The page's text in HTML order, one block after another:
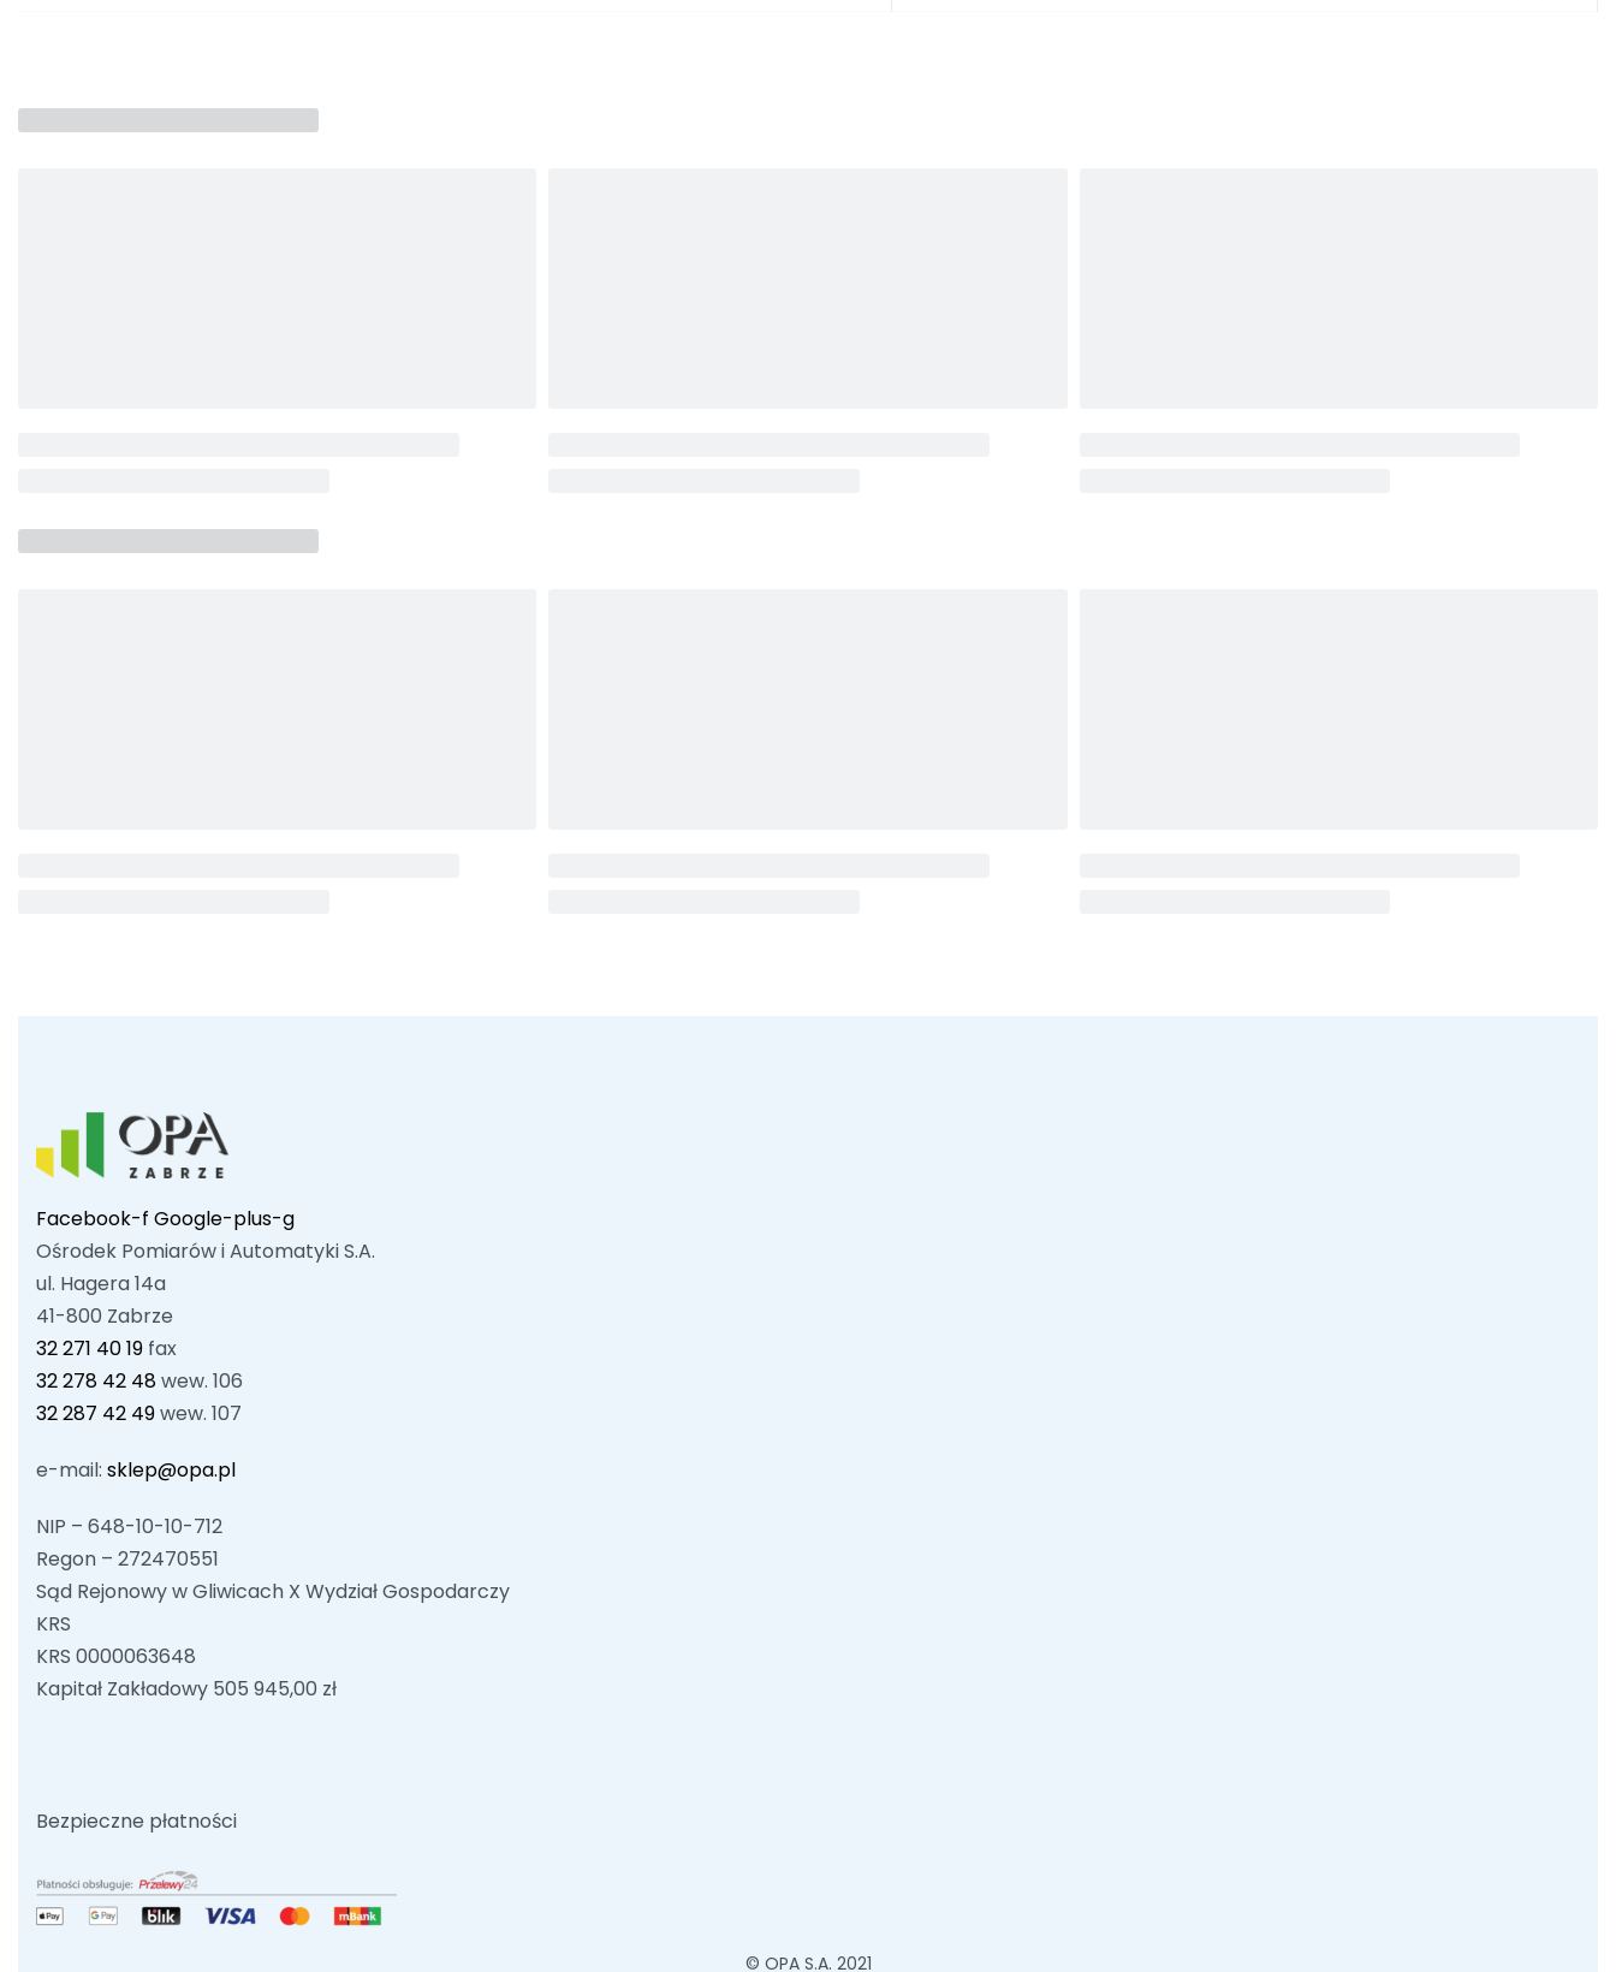
Facebook-f Google-plus-g
Ośrodek Pomiarów i Automatyki S.A.
ul. Hagera 14a
41-800 Zabrze
32 271 40 19 fax
32 278 42 48wew. 106
32 287 42 49wew. 107
e-mail: sklep@opa.pl
NIP – 648-10-10-712
Regon – 272470551
Sąd Rejonowy w Gliwicach X Wydział Gospodarczy
KRS
KRS 0000063648
Kapitał Zakładowy 505 945,00 zł
Bezpieczne płatności
© OPA S.A. 2021